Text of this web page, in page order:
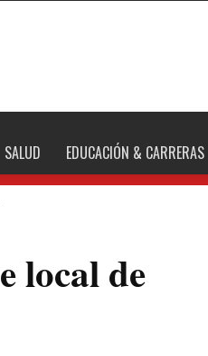
SALUD EDUCACIÓN & CARRERAS
local de